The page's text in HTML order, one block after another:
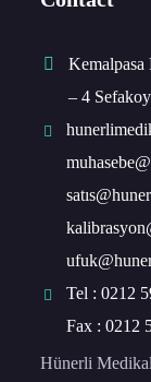
Kemalpasa
– 4
Tel : 0212
Fax : 0212
Hünerli